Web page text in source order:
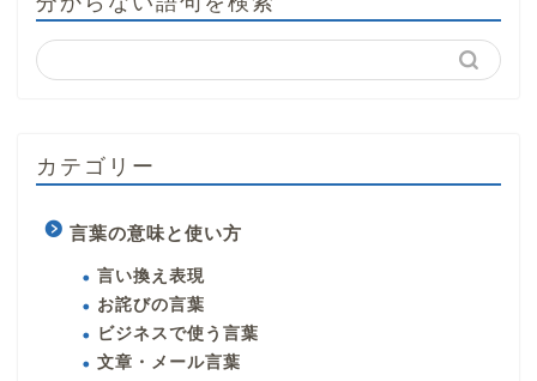
カテゴリー
言葉の意味と使い方
言い換え表現
お詫びの言葉
ビジネスで使う言葉
文章・メール言葉